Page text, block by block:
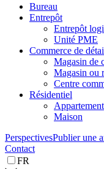
Bureau
Entrepôt
Entrepôt
Unité PME
Commerce de
Magasin de
Magasin ou
Centre
Résidentiel
Appartement
Maison
PerspectivesPublier une
Contact
FR